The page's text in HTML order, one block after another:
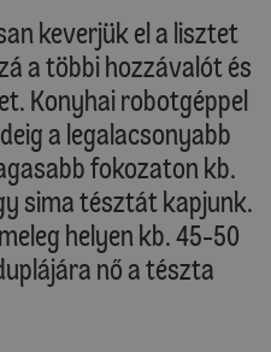
keverjük el a lisztet
a többi hozzávalót és
Konyhai robotgéppel
a legalacsonyabb
fokozaton kb.
sima tésztát kapjunk.
helyen kb. 45-50
nő a tészta